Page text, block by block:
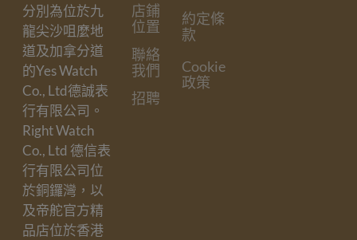
店鋪
位置
聯絡
我們
招聘
約定條
款
Cookie
政策
分別為位於九
龍尖沙咀麼地
道及加拿分道
的Yes Watch
Co., Ltd德誠表
行有限公司。
Right Watch
Co., Ltd 德信表
行有限公司位
於銅鑼灣，以
及帝舵官方精
品店位於香港